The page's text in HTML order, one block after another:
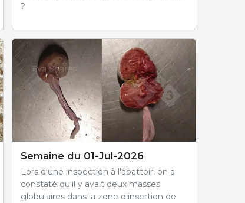
?
Semaine du 01-Jul-2026
Lors d'une inspection à l'abattoir, on a
constaté qu'il y avait deux masses
globulaires dans la zone d'insertion de